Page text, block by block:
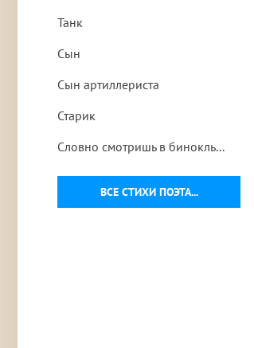
ВСЕ СТИХИ ПОЭТА...
Танк
Сын
Сын артиллериста
Старик
Словно смотришь в бинокль...